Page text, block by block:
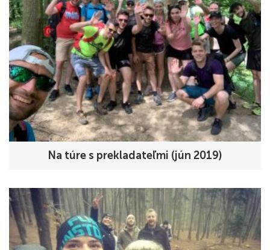
Na túre s prekladateľmi (jún 2019)